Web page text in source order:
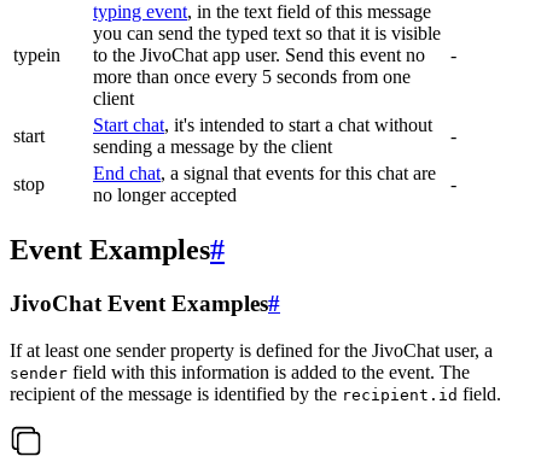
typein
typing event, in the text field of this message
you can send the typed text so that it is visible
to the JivoChat app user. Send this event no
more than once every 5 seconds from one
client
-
start
Start chat, it's intended to start a chat without
sending a message by the client
-
stop
End chat, a signal that events for this chat are
no longer accepted
-
Event Examples#
JivoChat Event Examples#
If at least one sender property is defined for the JivoChat user, a
sender field with this information is added to the event. The
recipient of the message is identified by the recipient.id field.